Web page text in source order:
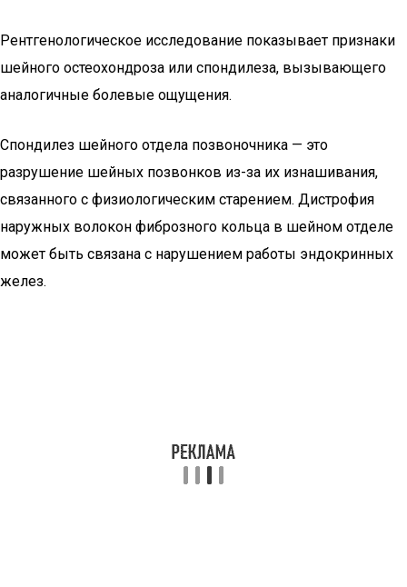
Рентгенологическое исследование показывает признаки
шейного остеохондроза или спондилеза, вызывающего
аналогичные болевые ощущения.
Спондилез шейного отдела позвоночника — это
разрушение шейных позвонков из-за их изнашивания,
связанного с физиологическим старением. Дистрофия
наружных волокон фиброзного кольца в шейном отделе
может быть связана с нарушением работы эндокринных
желез.